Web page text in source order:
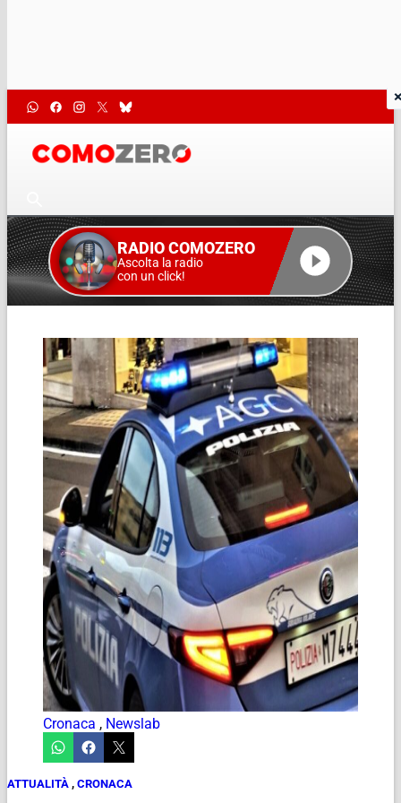
RADIO COMOZERO
Ascolta la radio
con un click!
Cronaca , Newslab
ATTUALITÀ , CRONACA